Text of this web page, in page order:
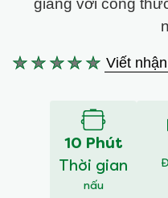
giang với công
Không
Viết
10 Phút
Thời gian
nấu